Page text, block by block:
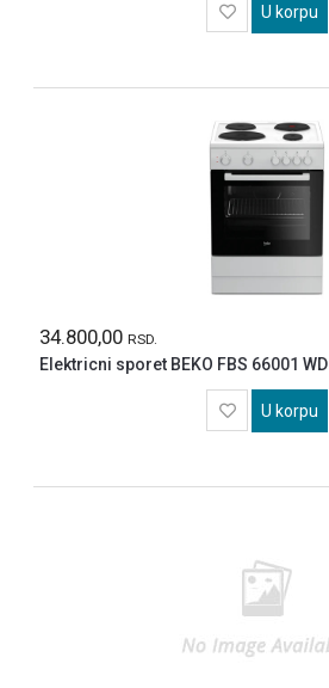
U korpu
34.800,00 RSD.
Elektricni sporet BEKO FBS 66001 WD
U korpu